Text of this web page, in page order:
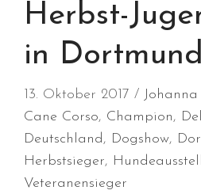
Herbst-
in Dortmund
13. Oktober 2017
Cane Corso, Champion,
Deutschland, Dogshow,
Herbstsieger,
Veteranensieger